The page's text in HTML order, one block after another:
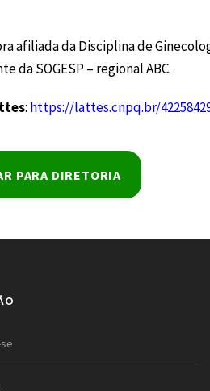
afiliada da Disciplina de
da SOGESP – regional ABC.
: https://lattes.cnpq.br/
PARA DIRETORIA